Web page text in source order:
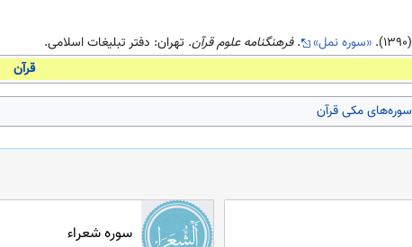
(۱۳۹۰).«سوره نمل» .فرهنگنامه علوم قرآن. تهران: دفتر تبلیغات اسلامی.
قرآن
سوره‌های مکی قرآن
سوره شعراء